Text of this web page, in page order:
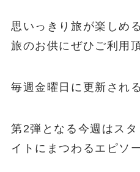
トリプルオゥのアクセ
ご旅行にピッタリなん